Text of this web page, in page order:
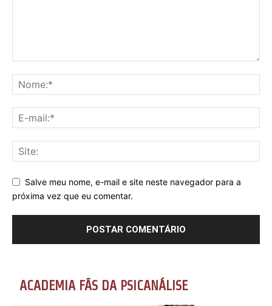
Salve meu nome, e-mail e site neste navegador para a
próxima vez que eu comentar.
ACADEMIA FÃS DA PSICANÁLISE